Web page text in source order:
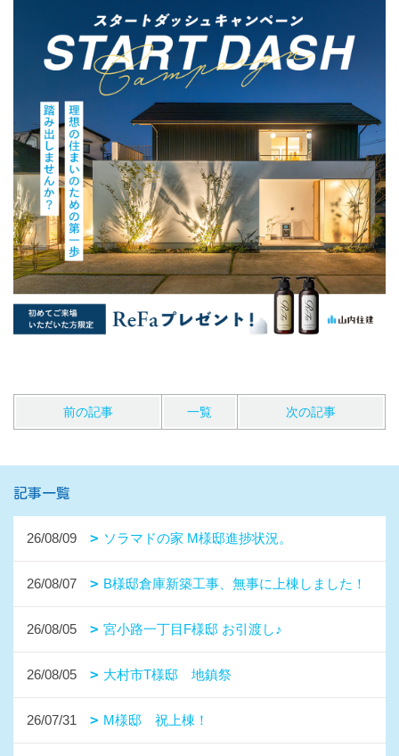
前の記事 一覧 次の記事
記事一覧
26/08/09 ソラマドの家 M様邸進捗状況。
26/08/07 B様邸倉庫新築工事、無事に上棟しました！
26/08/05 宮小路一丁目F様邸 お引渡し♪
26/08/05 大村市T様邸 地鎮祭
26/07/31 M様邸 祝上棟！